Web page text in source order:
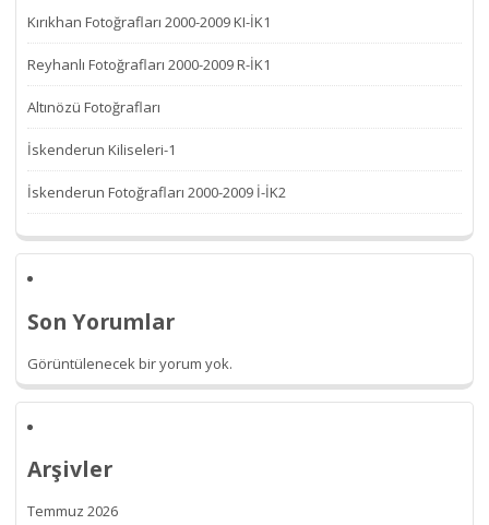
Kırıkhan Fotoğrafları 2000-2009 KI-İK1
Reyhanlı Fotoğrafları 2000-2009 R-İK1
Altınözü Fotoğrafları
İskenderun Kiliseleri-1
İskenderun Fotoğrafları 2000-2009 İ-İK2
Son Yorumlar
Görüntülenecek bir yorum yok.
Arşivler
Temmuz 2026